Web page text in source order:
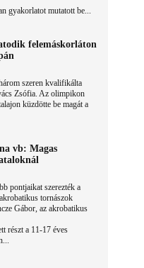
gyakorlatot mutatott be...
felemáskorláton
szeren kvalifikálta
Zsófia. Az olimpikon
küzdötte be magát a
vb: Magas
pontjaikat szerezték a
tornászok
Gábor, az akrobatikus
részt a 11-17 éves